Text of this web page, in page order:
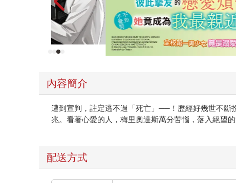
內容簡介
遭到宣判，註定逃不過「死亡」──！歷經好幾世不斷
兆。看著心愛的人，梅里奧達斯萬分苦惱，落入絕望
配送方式